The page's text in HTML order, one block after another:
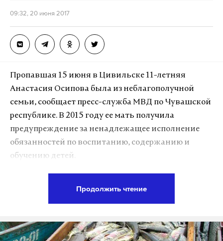
Дзен
Фото: © GLOBAL LOOK press/Kremlin Pool
09:32, 20 июня 2017
Пропавшая 15 июня в Цивильске 11-летняя
Анастасия Осипова была из неблагополучной
семьи, сообщает пресс-служба МВД по Чувашской
республике. В 2015 году ее мать получила
предупреждение за ненадлежащее исполнение
обязанностей по воспитанию, содержанию и
обучению детей.
педагогической реабилитации. Только вот в
должном объеме ее не получала. На учет
Продолжить чтение